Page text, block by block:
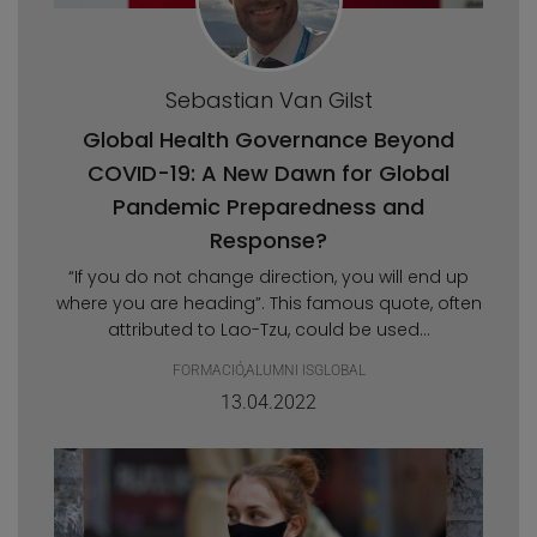
Sebastian Van Gilst
Global Health Governance Beyond
COVID-19: A New Dawn for Global
Pandemic Preparedness and
Response?
“If you do not change direction, you will end up
where you are heading”. This famous quote, often
attributed to Lao-Tzu, could be used...
FORMACIÓ,ALUMNI ISGLOBAL
13.04.2022